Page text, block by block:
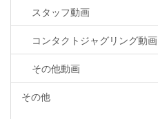
スタッフ動画
コンタクトジャグリング動画
その他動画
その他